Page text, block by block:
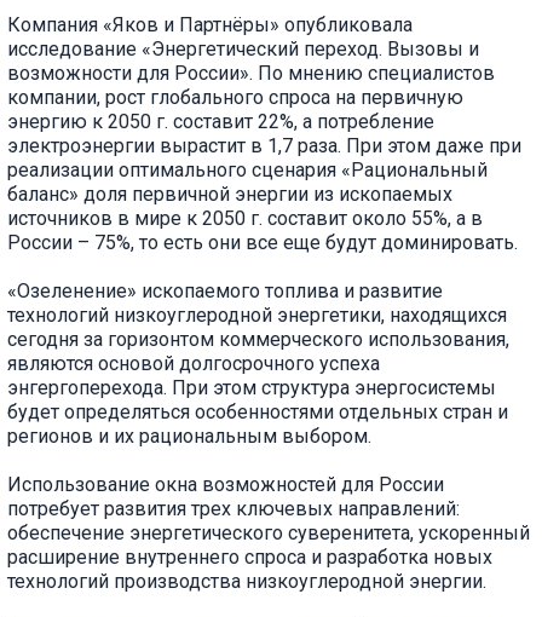
Компания «Яков и Партнёры» опубликовала
исследование «Энергетический переход. Вызовы и
возможности для России». По мнению специалистов
компании, рост глобального спроса на первичную
энергию к 2050 г. составит 22%, а потребление
электроэнергии вырастит в 1,7 раза. При этом даже при
реализации оптимального сценария «Рациональный
баланс» доля первичной энергии из ископаемых
источников в мире к 2050 г. составит около 55%, а в
России – 75%, то есть они все еще будут доминировать.
«Озеленение» ископаемого топлива и развитие
технологий низкоуглеродной энергетики, находящихся
сегодня за горизонтом коммерческого использования,
являются основой долгосрочного успеха
энгергоперехода. При этом структура энергосистемы
будет определяться особенностями отдельных стран и
регионов и их рациональным выбором.
Использование окна возможностей для России
потребует развития трех ключевых направлений:
обеспечение энергетического суверенитета, ускоренный
расширение внутреннего спроса и разработка новых
технологий производства низкоуглеродной энергии.